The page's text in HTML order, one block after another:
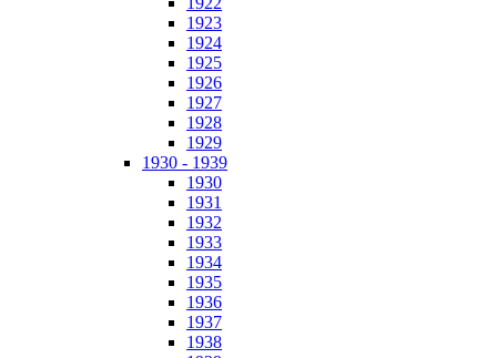
1923
1924
1925
1926
1927
1928
1929
1930 - 1939
1930
1931
1932
1933
1934
1935
1936
1937
1938